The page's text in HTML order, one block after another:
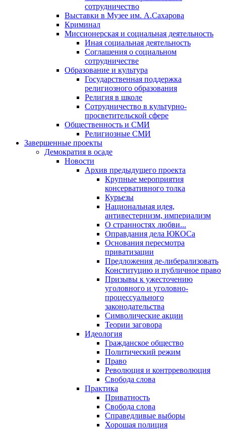
сотрудничество
Выставки в Музее им. А.Сахарова
Криминал
Миссионерская и социальная деятельность
Иная социальная деятельность
Соглашения о социальном
сотрудничестве
Образование и культура
Государственная поддержка
религиозного образования
Религия в школе
Сотрудничество в культурно-
просветительской сфере
Общественность и СМИ
Религиозные СМИ
Завершенные проекты
Демократия в осаде
Новости
Архив предыдущего проекта
Крупные мероприятия
консервативного толка
Курьезы
Национальная идея,
антивестернизм, империализм
О странностях любви...
Оправдания дела ЮКОСа
Основания пересмотра
приватизации
Предложения де-либерализовать
Конституцию и публичное право
Призывы к ужесточению
уголовного и уголовно-
процессуального
законодательства
Символические акции
Теории заговора
Идеология
Гражданское общество
Политический режим
Право
Революция и контрреволюция
Свобода слова
Практика
Приватность
Свобода слова
Справедливые выборы
Хорошая полиция